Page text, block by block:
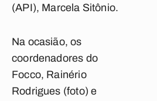
(API), Marcela Sitônio.
Na ocasião, os
coordenadores do
Focco, Rainério
Rodrigues (foto) e